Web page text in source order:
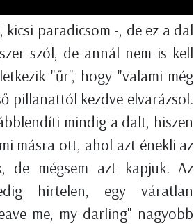
paradicsom -, de ez a dal
szól, de annál nem is kell
"űr", hogy "valami még
pillanattól kezdve elvarázsol.
mindig a dalt, hiszen
másra ott, ahol azt énekli az
de mégsem azt kapjuk. Az
hirtelen, egy váratlan
me, my darling" nagyobb